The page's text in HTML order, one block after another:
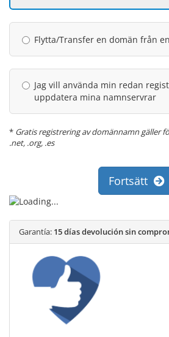
Flytta/Transfer en domän från
Jag vill använda min redan
uppdatera mina namnservrar
* Gratis registrering av domännamn gäller
.net, .org, .es
Fortsätt
Garantía: 15 días devolución sin